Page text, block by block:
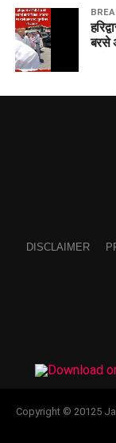
बरसे
DISCLAIMER
Copyright © 20125